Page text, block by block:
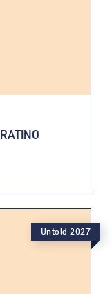
Untold 2027